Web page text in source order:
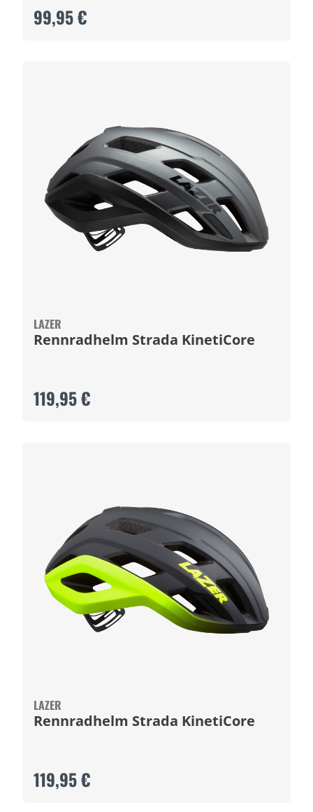
99,95 €
LAZER
Rennradhelm Strada KinetiCore
119,95 €
LAZER
Rennradhelm Strada KinetiCore
119,95 €